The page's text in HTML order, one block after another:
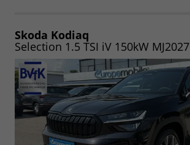
speichern/drucken
Skoda Kodiaq
Selection 1.5 TSI iV 150kW MJ2027